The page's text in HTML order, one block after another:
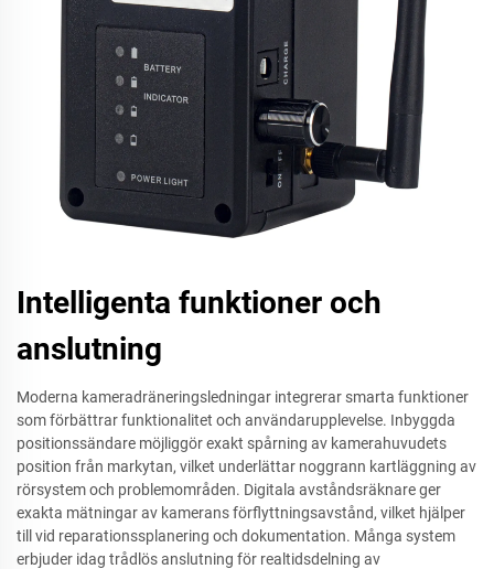
Intelligenta funktioner och
anslutning
Moderna kameradräneringsledningar integrerar smarta funktioner
som förbättrar funktionalitet och användarupplevelse. Inbyggda
positionssändare möjliggör exakt spårning av kamerahuvudets
position från markytan, vilket underlättar noggrann kartläggning av
rörsystem och problemområden. Digitala avståndsräknare ger
exakta mätningar av kamerans förflyttningsavstånd, vilket hjälper
till vid reparationssplanering och dokumentation. Många system
erbjuder idag trådlös anslutning för realtidsdelning av